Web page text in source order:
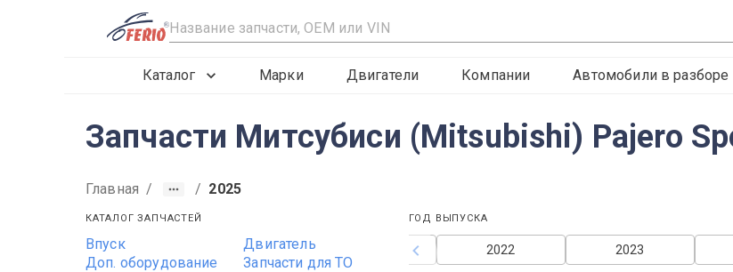
R
Каталог Марки Двигатели Компании Автомобили в разборе
Запчасти Митсубиси (Mitsubishi) Pajero
Главная / / 2025
КАТАЛОГ ЗАПЧАСТЕЙ
Впуск
Двигатель
Доп. оборудование
Запчасти для ТО
ГОД ВЫПУСКА
2023
2022
2020
2019